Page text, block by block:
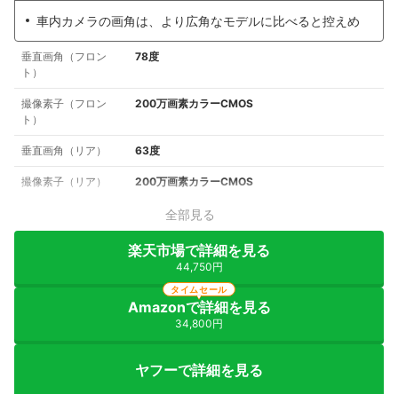
車内カメラの画角は、より広角なモデルに比べると控えめ
垂直画角（フロン
ト）
78度
撮像素子（フロン
ト）
200万画素カラーCMOS
垂直画角（リア） 63度
撮像素子（リア） 200万画素カラーCMOS
全部見る
楽天市場で詳細を見る
44,750円
Amazonで詳細を見る
34,800円
タイムセール
ヤフーで詳細を見る